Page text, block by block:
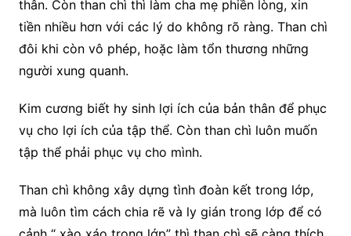
thân. Còn than chì thì làm cha mẹ phiền lòng, xin
tiền nhiều hơn với các lý do không rõ ràng. Than chì
đôi khi còn vô phép, hoặc làm tổn thương những
người xung quanh.
Kim cương biết hy sinh lợi ích của bản thân để phục
vụ cho lợi ích của tập thể. Còn than chì luôn muốn
tập thể phải phục vụ cho mình.
Than chì không xây dựng tình đoàn kết trong lớp,
mà luôn tìm cách chia rẽ và ly gián trong lớp để có